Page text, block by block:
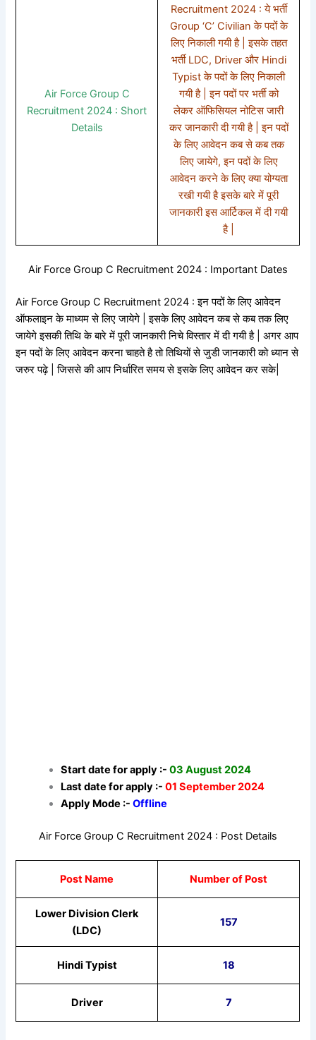
Air Force Group C
Recruitment 2024 : Short
Details
Recruitment 2024 : ये भर्ती
Group ‘C’ Civilian के पदों के
लिए निकाली गयी है | इसके तहत
भर्ती LDC, Driver और Hindi
Typist के पदों के लिए निकाली
गयी है | इन पदों पर भर्ती को
लेकर ऑफिसियल नोटिस जारी
कर जानकारी दी गयी है | इन पदों
के लिए आवेदन कब से कब तक
लिए जायेगे, इन पदों के लिए
आवेदन करने के लिए क्या योग्यता
रखी गयी है इसके बारे में पूरी
जानकारी इस आर्टिकल में दी गयी
है |
Air Force Group C Recruitment 2024 : Important Dates
Air Force Group C Recruitment 2024 : इन पदों के लिए आवेदन
ऑफलाइन के माध्यम से लिए जायेगे | इसके लिए आवेदन कब से कब तक लिए
जायेगे इसकी तिथि के बारे में पूरी जानकारी निचे विस्तार में दी गयी है | अगर आप
इन पदों के लिए आवेदन करना चाहते है तो तिथियों से जुडी जानकारी को ध्यान से
जरुर पढ़े | जिससे की आप निर्धारित समय से इसके लिए आवेदन कर सके|
Start date for apply :-03 August 2024
Last date for apply :-01 September 2024
Apply Mode :-Offline
Air Force Group C Recruitment 2024 : Post Details
Post Name Number of Post
Lower Division Clerk
(LDC)
157
Hindi Typist 18
Driver 7